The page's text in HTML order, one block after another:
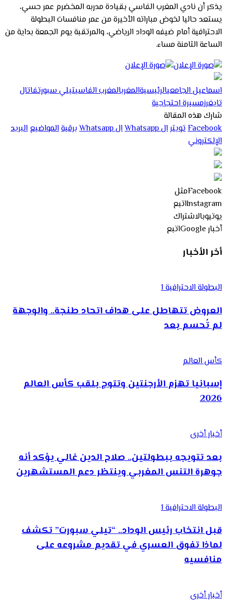
يذكر أن نادي المغرب الفاسي بقيادة مدربه المخضرم عمر حسي،
يستعد حاليا لخوض مباراته الأخيرة من عمر منافسات البطولة
الاحترافية أمام ضيفه الوداد الرياضي، والمرتقبة يوم الجمعة بداية من
الساعة الثامنة مساء.
اسماعيل الجامعيالرئيسيةالمغربالمغرب الفاسيتيلي سبورتفاتال
تايغرزمسيرة احتجاجية
شارك هذه المقالة
Facebookتويترال Whatsapp ال Whatsapp برقيةالمواضيع البريد
الإلكتروني
Facebookمثل
Instagramاتبع
يوتيوبالاشتراك
أخبار Google
اتبع
أخر الأخبار
البطولة الاحترافية 1
العروض تتهاطل على هداف اتحاد طنجة.. والوجهة
لم تُحسم بعد
كأس العالم
إسبانيا تهزم الأرجنتين وتتوج بلقب كأس العالم
2026
أخبار أخرى
بعد تتويجه ببطولتين.. صلاح الدين غالي يؤكد أنه
جوهرة التنس المغربي وينتظر دعم المستشهرين
البطولة الاحترافية 1
قبل انتخاب رئيس الوداد.. “تيلي سبورت” تكشف
لماذا تفوق العسري في تقديم مشروعه على
منافسيه
أخبار أخرى